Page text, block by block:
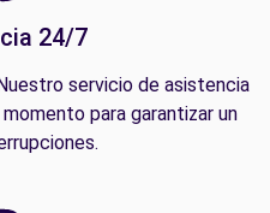
24/7
servicio de asistencia
para garantizar un